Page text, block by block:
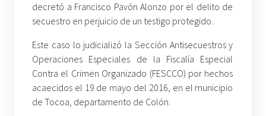
decretó a Francisco Pavón Alonzo por el delito de
secuestro en perjuicio de un testigo protegido.
Este caso lo judicializó la Sección Antisecuestros y
Operaciones Especiales de la Fiscalía Especial
Contra el Crimen Organizado (FESCCO) por hechos
acaecidos el 19 de mayo del 2016, en el municipio
de Tocoa, departamento de Colón.